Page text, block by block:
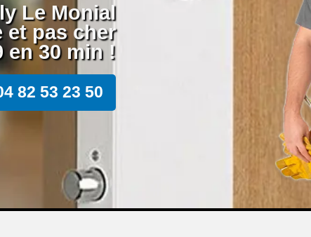
Le Monial
et pas cher
en 30 min !
82 53 23 50